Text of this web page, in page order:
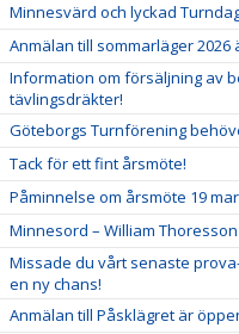
Minnesvärd och lyckad
Anmälan till sommarläger 2026
Information om försäljning av
tävlingsdräkter!
Göteborgs Turnförening
Tack för ett fint årsmöte!
Påminnelse om årsmöte 19
Minnesord – William Thoresson
Missade du vårt senaste
en ny chans!
Anmälan till Påsklägret är